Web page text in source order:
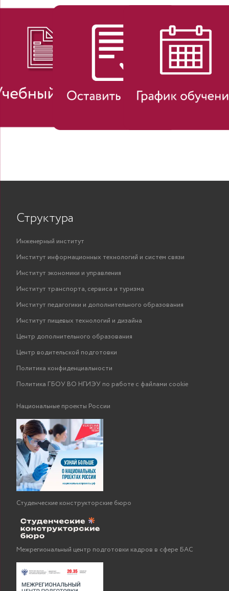
Структура
Инженерный институт
Институт информационных технологий и систем связи
Институт экономики и управления
Институт транспорта, сервиса и туризма
Институт педагогики и дополнительного образования
Институт пищевых технологий и дизайна
Центр дополнительного образования
Центр водительской подготовки
Политика конфиденциальности
Политика ГБОУ ВО НГИЭУ по работе с файлами cookie
Национальные проекты России
Студенческие конструкторские бюро
Межрегиональный центр подготовки кадров в сфере БАС